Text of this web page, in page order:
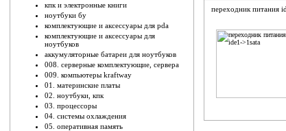
кпк и электронные книги
ноутбуки бу
комплектующие и аксессуары для pda
комплектующие и аксессуары для
ноутбуков
аккумуляторные батареи для ноутбуков
008. серверные комплектующие, сервера
009. компьютеры kraftway
01. материнские платы
02. ноутбуки, кпк
03. процессоры
04. системы охлаждения
05. оперативная память
переходник питания